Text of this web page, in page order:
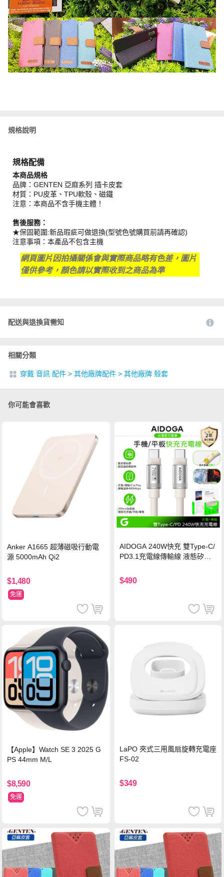
規格說明
規格配備
本商品規格
品牌：GENTEN 亞麻系列 插卡皮套
材質：PU皮革、TPU軟殼、磁鐵
注意：本商品不含手機主體！
售後服務：
★保固範圍:新品瑕疵可做退換(型號色號購買前請再確認)
注意事項：本產品不包含主機
網頁圖片因拍攝關係會與實際商品略有色差，圖片
僅供參考，顏色請以實際收到之商品為準
配送與退換貨需知
相關分類
穿戴 音訊 配件 > 其他廠牌配件 > 其他廠牌 殼套
你可能會喜歡
Anker A1665 超薄磁吸行動電
源 5000mAh Qi2
$1,480
免運
AIDOGA 240W快充 雙Type-C/
PD3.1充電線傳輸線 液態矽膠
機/平板/筆電
$490
【Apple】Watch SE 3 2025 G
PS 44mm M/L
$8,590
免運
LaPO 夾式三用風扇旋轉充電座
FS-02
$349